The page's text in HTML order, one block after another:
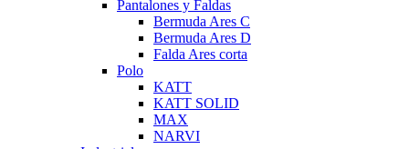
Pantalones y Faldas
Bermuda Ares C
Bermuda Ares D
Falda Ares corta
Polo
KATT
KATT SOLID
MAX
NARVI